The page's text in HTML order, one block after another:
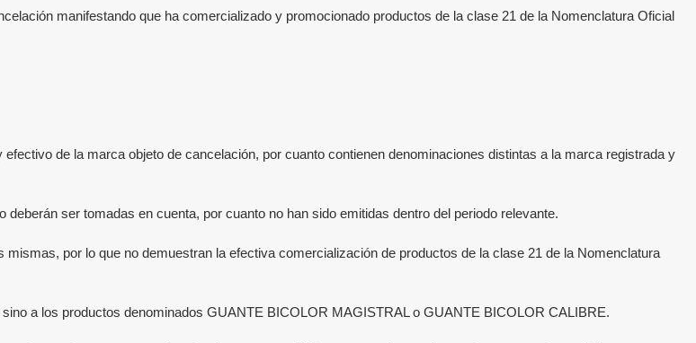
manifestando que ha comercializado y promocionado productos de la clase 21 de la Nomenclatura Oficial
de la marca objeto de cancelación, por cuanto contienen denominaciones distintas a la marca registrada y
ser tomadas en cuenta, por cuanto no han sido emitidas dentro del periodo relevante.
por lo que no demuestran la efectiva comercialización de productos de la clase 21 de la Nomenclatura
a los productos denominados GUANTE BICOLOR MAGISTRAL o GUANTE BICOLOR CALIBRE.